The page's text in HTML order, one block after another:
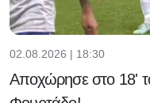
02.08.2026 | 18:30
Αποχώρησε στο 18'